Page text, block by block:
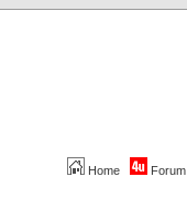
Home Forum